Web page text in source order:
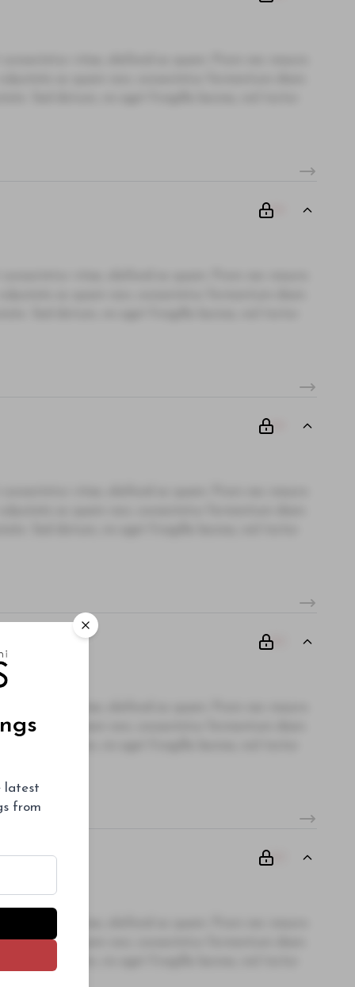
ac quam non, consectetur fermentum diam.
00
ac quam non, consectetur fermentum diam.
00
ac quam non, consectetur fermentum diam.
00
vitae, eleifend ac quam. Proin nec mauris
ac quam non, consectetur fermentum diam.
Sed dictum, mi eget fringilla lacinia, nisl tortor
00
vitae, eleifend ac quam. Proin nec mauris
ac quam non, consectetur fermentum diam.
Sed dictum, mi eget fringilla lacinia, nisl tortor
latest
from